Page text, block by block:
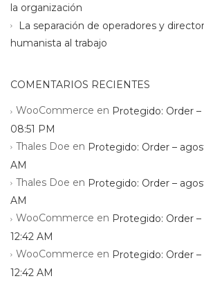
la organización
La separación de operadores y
humanista al trabajo
COMENTARIOS RECIENTES
WooCommerce en Protegido: Order
08:51 PM
Thales Doe en Protegido: Order –
AM
Thales Doe en Protegido: Order –
AM
WooCommerce en Protegido: Order –
12:42 AM
WooCommerce en Protegido: Order –
12:42 AM